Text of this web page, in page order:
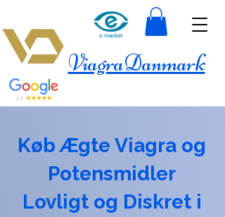
ViagraDanmark
Køb Ægte Viagra og
Potensmidler
Lovligt og Diskret i